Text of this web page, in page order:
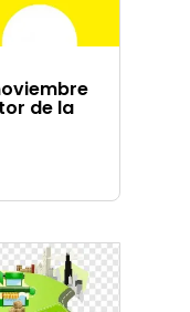
de la